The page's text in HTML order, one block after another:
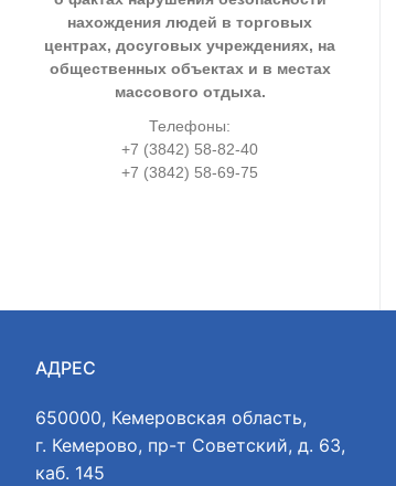
нахождения людей в торговых
центрах, досуговых учреждениях, на
общественных объектах и в местах
массового отдыха.
Телефоны:
+7 (3842) 58-82-40
+7 (3842) 58-69-75
АДРЕС
650000, Кемеровская область,
г. Кемерово, пр-т Советский, д. 63,
каб. 145